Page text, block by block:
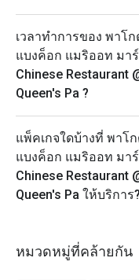
เวลาทำการของ พาโ
แบงค็อก แมริออท มา
Chinese Restaurant
Queen's Pa ?
แพ็คเกจใดบ้างที่ พาโ
แบงค็อก แมริออท มา
Chinese Restaurant
Queen's Pa ให้บริการ?
หมวดหมู่ที่คล้ายกัน